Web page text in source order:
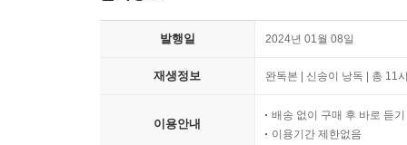
발행일 2024년 01월 08일
재생정보 완독본 | 신송이 낭독 | 총 11
이용안내
배송 없이 구매 후 바로 듣기
이용기간 제한없음